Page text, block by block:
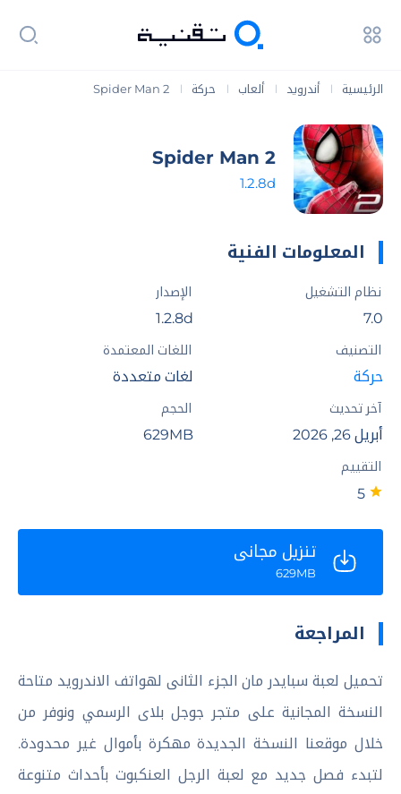
الرئيسية | أندرويد | ألعاب | حركة |
Spider Man 2
Spider Man 2
1.2.8d
المعلومات الفنية
نظام التشغيل
7.0
الإصدار
1.2.8d
التصنيف
حركة
اللغات المعتمدة
لغات متعددة
آخر تحديث
أبريل 26, 2026
الحجم
629MB
التقييم
تنزيل مجاني
629MB
المراجعة
تحميل لعبة سبايدر مان الجزء الثانى لهواتف الاندرويد متاحة
النسخة المجانية على متجر جوجل بلاى الرسمي ونوفر من
خلال موقعنا النسخة الجديدة مهكرة بأموال غير محدودة.
لتبدء فصل جديد مع لعبة الرجل العنكبوت بأحداث متنوعة